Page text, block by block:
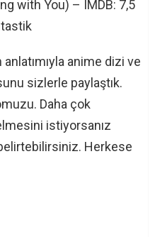
with You) – IMDB: 7,5
anlatımıyla anime dizi ve
sizlerle paylaştık.
Daha çok
istiyorsanız
Herkese